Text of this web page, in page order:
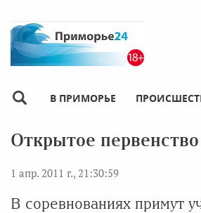
В ПРИМОРЬЕ
Открытое
1 апр. 2011 г., 21:30:59
В соревнованиях примут